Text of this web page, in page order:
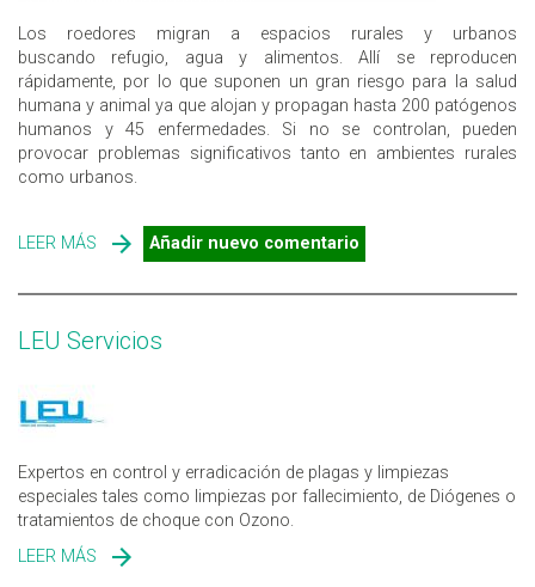
Los roedores migran a espacios rurales y urbanos
buscando refugio, agua y alimentos. Allí se reproducen
rápidamente, por lo que suponen un gran riesgo para la salud
humana y animal ya que alojan y propagan hasta 200 patógenos
humanos y 45 enfermedades. Si no se controlan, pueden
provocar problemas significativos tanto en ambientes rurales
como urbanos.
LEER MÁS SOBRE STORM® ULTRA: RODENTICIDA DE BASF CON
MAYOR APETENCIA, EFI­CIENCIA Y ESTABILIDAD EN
CLIMAS EXTREMOS
Añadir nuevo comentario
LEU Servicios
Expertos en control y erradicación de plagas y limpiezas
especiales tales como limpiezas por fallecimiento, de Diógenes o
tratamientos de choque con Ozono.
LEER MÁS SOBRE LEU SERVICIOS